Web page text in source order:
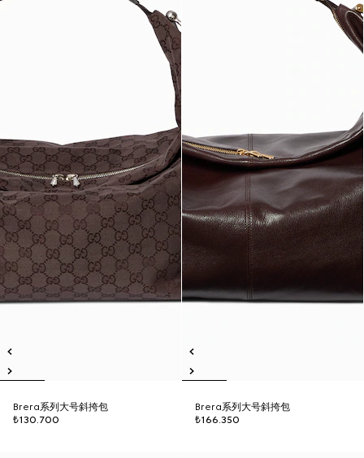
Brera系列大号斜挎包
₺130.700
Brera系列大号斜挎包
₺166.350